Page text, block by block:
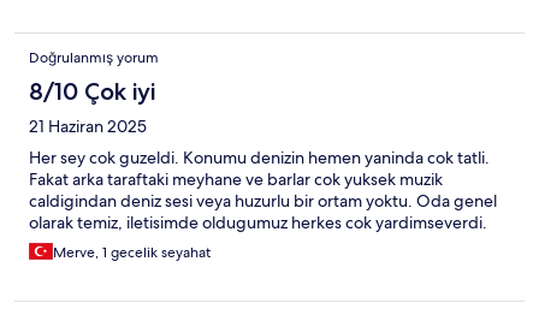
Doğrulanmış yorum
8/10 Çok iyi
21 Haziran 2025
Her sey cok guzeldi. Konumu denizin hemen yaninda cok tatli.
Fakat arka taraftaki meyhane ve barlar cok yuksek muzik
caldigindan deniz sesi veya huzurlu bir ortam yoktu. Oda genel
olarak temiz, iletisimde oldugumuz herkes cok yardimseverdi.
Merve, 1 gecelik seyahat